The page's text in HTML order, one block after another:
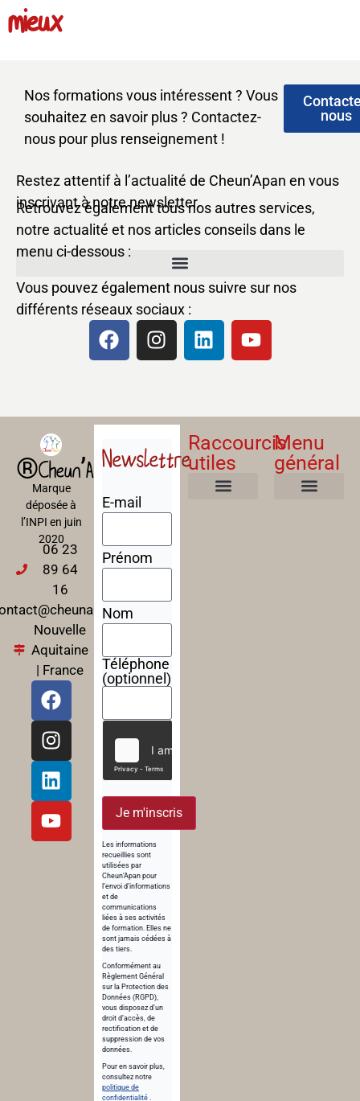
mieux
Nos formations vous intéressent ? Vous
souhaitez en savoir plus ? Contactez-
nous pour plus renseignement !
nous
Restez attentif à l’actualité de Cheun’Apan en vous
inscrivant à notre newsletter.
Retrouvez également tous nos autres services,
notre actualité et nos articles conseils dans le
menu ci-dessous :
Vous pouvez également nous suivre sur nos
différents réseaux sociaux :
®Cheun’Apan
Marque
déposée à
l’INPI en juin
2020
06 23
89 64
16
Nouvelle
Aquitaine
| France
Newslettre
E-mail
Prénom
Nom
Téléphone
(optionnel)
Je m'inscris
Les informations
recueillies sont
utilisées par
Cheun’Apan pour
l’envoi d’informations
et de
communications
liées à ses activités
de formation. Elles ne
sont jamais cédées à
des tiers.
Conformément au
Règlement Général
sur la Protection des
Données (RGPD),
vous disposez d’un
droit d’accès, de
rectification et de
suppression de vos
données.
Pour en savoir plus,
consultez notre
politique de
confidentialité
Raccourcis
utiles
Menu
général